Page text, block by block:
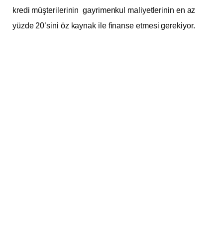
kredi müşterilerinin gayrimenkul maliyetlerinin en az
yüzde 20’sini öz kaynak ile finanse etmesi gerekiyor.